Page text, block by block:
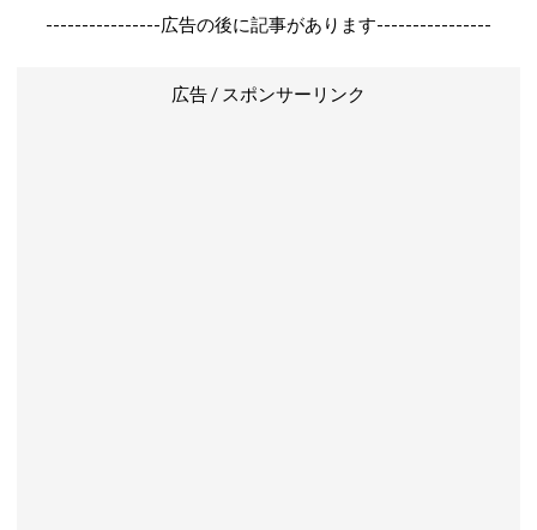
----------------広告の後に記事があります----------------
広告 / スポンサーリンク